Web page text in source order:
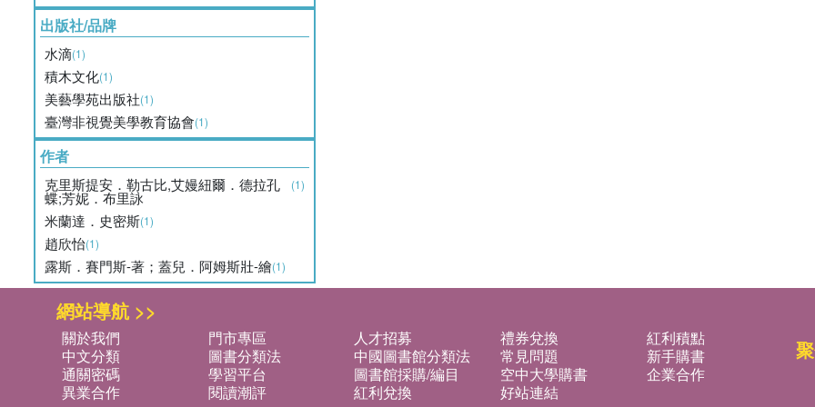
出版社/品牌
水滴(1)
積木文化(1)
美藝學苑出版社(1)
臺灣非視覺美學教育協會(1)
作者
克里斯提安．勒古比,艾嫚紐爾．德拉孔
蝶;芳妮．布里詠
(1)
米蘭達．史密斯(1)
趙欣怡(1)
露斯．賽門斯-著；蓋兒．阿姆斯壯-繪(1)
網站導航 >>
關於我們 門市專區 人才招募 禮券兌換
紅利積點
中文分類
圖書分類法 中國圖書館分類法 常見問題
新手購書
通關密碼
學習平台 圖書館採購/編目 空中大學購書
企業合作
異業合作
閱讀潮評 紅利兌換 好站連結